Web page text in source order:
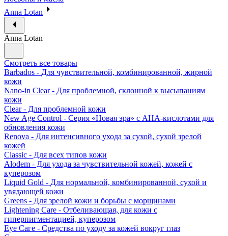
Anna Lotan
Anna Lotan
Смотреть все товары
Barbados - Для чувствительной, комбинированной, жирной
кожи
Nano-in Clear - Для проблемной, склонной к высыпаниям
кожи
Clear - Для проблемной кожи
New Age Control - Серия «Новая эра» с АНА-кислотами для
обновления кожи
Renova - Для интенсивного ухода за сухой, сухой зрелой
кожей
Classic - Для всех типов кожи
Alodem - Для ухода за чувствительной кожей, кожей с
куперозом
Liquid Gold - Для нормальной, комбинированной, сухой и
увядающей кожи
Greens - Для зрелой кожи и борьбы с морщинами
Lightening Care - Отбеливающая, для кожи с
гиперпигментацией, куперозом
Eye Саге - Средства по уходу за кожей вокруг глаз